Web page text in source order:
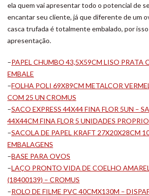
ela quem vai apresentar todo o potencial de
encantar seu cliente, já que diferente de um
casca trufada é totalmente embalado, por
apresentação.
–PAPEL CHUMBO 43,5X59CM LISO PRATA
EMBALE
–FOLHA POLI 69X89CM METALCOR
COM 25 UN CROMUS
–SACO EXPRESS 44X44 FINA FLOR 5UN –
44X44CM FINA FLOR 5 UNIDADES PROPRIO
–SACOLA DE PAPEL KRAFT 27X20X28CM
EMBALAGENS
–BASE PARA OVOS
–LAÇO PRONTO VIDA DE COELHO
(18400139) – CROMUS
–ROLO DE FILME PVC 40CMX130M –